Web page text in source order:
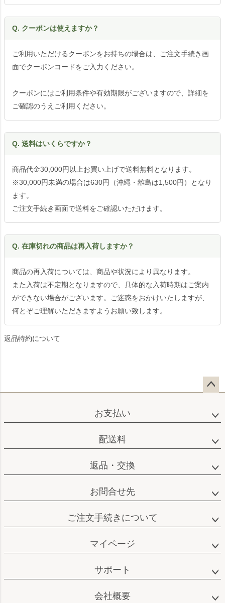
Q. クーポンは使えますか？
ご利用いただけるクーポンをお持ちの場合は、ご注文手続き画
面でクーポンコードをご入力ください。
クーポンにはご利用条件や有効期限がございますので、詳細を
ご確認のうえご利用ください。
Q. 送料はいくらですか？
商品代金30,000円以上お買い上げで送料無料となります。
※30,000円未満の場合は630円（沖縄・離島は1,500円）となり
ます。
ご注文手続き画面で送料をご確認いただけます。
Q. 在庫切れの商品は再入荷しますか？
商品の再入荷については、商品や状況により異なります。
また入荷は不定期となりますので、具体的な入荷時期はご案内
ができない場合がございます。ご迷惑をおかけいたしますが、
何とぞご理解いただきますようお願い致します。
返品特約について
ップ
お支払い
配送料
返品・交換
お問合せ先
ご注文手続きについて
マイページ
サポート
会社概要